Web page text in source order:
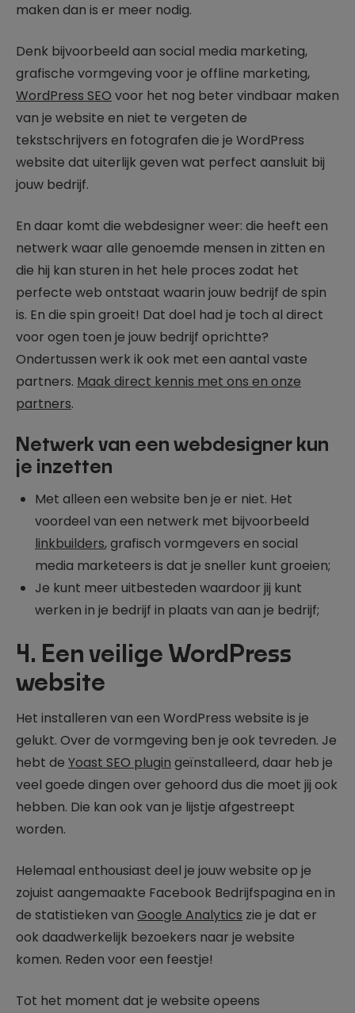
maken dan is er meer nodig.
Denk bijvoorbeeld aan social media marketing,
grafische vormgeving voor je offline marketing,
WordPress SEO voor het nog beter vindbaar maken
van je website en niet te vergeten de
tekstschrijvers en fotografen die je WordPress
website dat uiterlijk geven wat perfect aansluit bij
jouw bedrijf.
En daar komt die webdesigner weer: die heeft een
netwerk waar alle genoemde mensen in zitten en
die hij kan sturen in het hele proces zodat het
perfecte web ontstaat waarin jouw bedrijf de spin
is. En die spin groeit! Dat doel had je toch al direct
voor ogen toen je jouw bedrijf oprichtte?
Ondertussen werk ik ook met een aantal vaste
partners. Maak direct kennis met ons en onze
partners.
Netwerk van een webdesigner kun
je inzetten
Met alleen een website ben je er niet. Het
voordeel van een netwerk met bijvoorbeeld
linkbuilders, grafisch vormgevers en social
media marketeers is dat je sneller kunt groeien;
Je kunt meer uitbesteden waardoor jij kunt
werken in je bedrijf in plaats van aan je bedrijf;
4. Een veilige WordPress
website
Het installeren van een WordPress website is je
gelukt. Over de vormgeving ben je ook tevreden. Je
hebt de Yoast SEO plugin geïnstalleerd, daar heb je
veel goede dingen over gehoord dus die moet jij ook
hebben. Die kan ook van je lijstje afgestreept
worden.
Helemaal enthousiast deel je jouw website op je
zojuist aangemaakte Facebook Bedrijfspagina en in
de statistieken van Google Analytics zie je dat er
ook daadwerkelijk bezoekers naar je website
komen. Reden voor een feestje!
Tot het moment dat je website opeens